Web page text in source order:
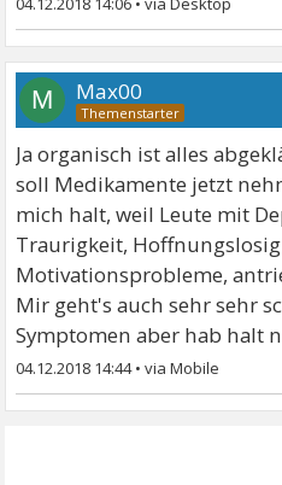
M Max00
Ja organisch ist alles
soll Medikamente jetzt
mich halt, weil Leute mit
Traurigkeit,
Motivationsprobleme,
Mir geht's auch sehr sehr
Symptomen aber hab halt
04.12.2018 14:44•